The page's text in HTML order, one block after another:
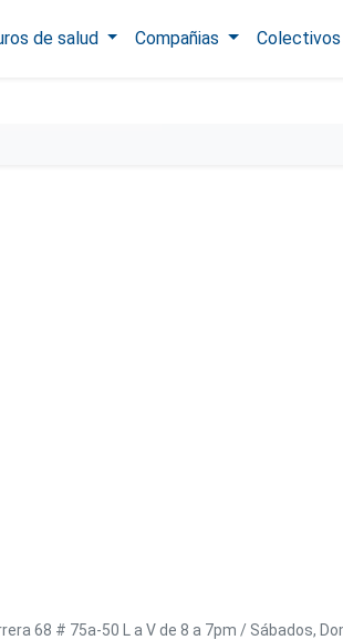
de salud Compañias Colectivos
68 # 75a-50
L a V de 8 a 7pm / Sábados,